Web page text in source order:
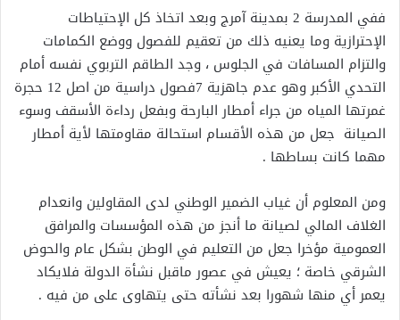
ففي المدرسة 2 بمدينة آمرج وبعد اتخاذ كل الإحتياطات
الإحترازية وما يعنيه ذلك من تعقيم للفصول ووضع الكمامات
والتزام المسافات في الجلوس ، وجد الطاقم التربوي نفسه أمام
التحدي الأكبر وهو عدم جاهزية 7فصول دراسية من اصل 12 حجرة
غمرتها المياه من جراء أمطار البارحة وبفعل رداءة الأسقف وسوء
الصيانة جعل من هذه الأقسام استحالة مقاومتها لأية أمطار
مهما كانت بساطها .
ومن المعلوم أن غياب الضمير الوطني لدى المقاولين وانعدام
الغلاف المالي لصيانة ما أنجز من هذه المؤسسات والمرافق
العمومية مؤخرا جعل من التعليم في الوطن بشكل عام والحوض
الشرقي خاصة ؛ يعيش في عصور ماقبل نشأة الدولة فلايكاد
يعمر أي منها شهورا بعد نشأته حتى يتهاوى على من فيه .